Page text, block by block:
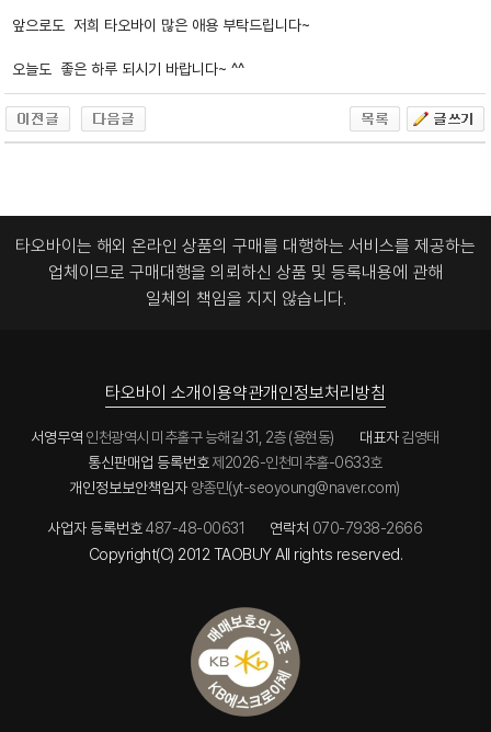
앞으로도 저희 타오바이 많은 애용 부탁드립니다~
오늘도 좋은 하루 되시기 바랍니다~ ^^
타오바이는 해외 온라인 상품의 구매를 대행하는 서비스를 제공하는
업체이므로 구매대행을 의뢰하신 상품 및 등록내용에 관해
일체의 책임을 지지 않습니다.
타오바이 소개이용약관개인정보처리방침
서영무역 인천광역시 미추홀구 능해길 31, 2층 (용현동) 대표자김영태
통신판매업 등록번호제2026-인천미추홀-0633호
개인정보보안책임자 양종민(yt-seoyoung@naver.com)
사업자 등록번호487-48-00631 연락처 070-7938-2666
Copyright(C) 2012 TAOBUY All rights reserved.